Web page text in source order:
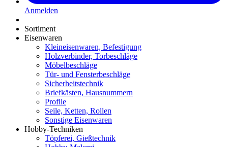
Anmelden
Sortiment
Eisenwaren
Kleineisenwaren, Befestigung
Holzverbinder, Torbeschläge
Möbelbeschläge
Tür- und Fensterbeschläge
Sicherheitstechnik
Briefkästen, Hausnummern
Profile
Seile, Ketten, Rollen
Sonstige Eisenwaren
Hobby-Techniken
Töpferei, Gießtechnik